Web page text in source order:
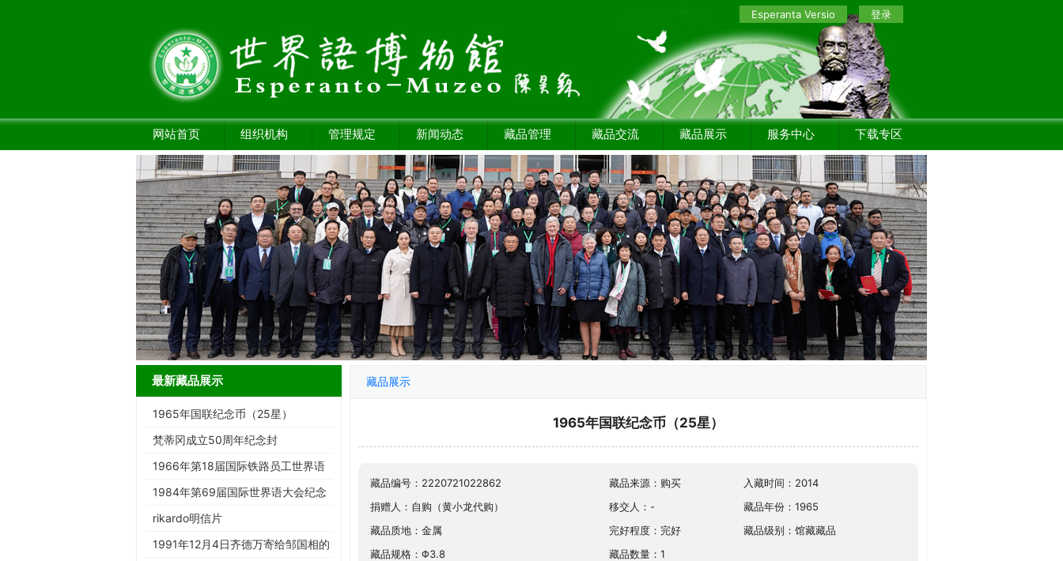
Esperanta Versio 登录
网站首页 组织机构 管理规定 新闻动态 藏品管理 藏品交流 藏品展示 服务中心 下载专区
最新藏品展示
1965年国联纪念币（25星）
梵蒂冈成立50周年纪念封
1966年第18届国际铁路员工世界语
大会纪念章
1984年第69届国际世界语大会纪念
章
rikardo明信片
1991年12月4日齐德万寄给邹国相的
藏品展示
1965年国联纪念币（25星）
藏品编号：2220721022862 藏品来源：购买
入藏时间：2014
捐赠人：自购（黄小龙代购）
移交人：-
藏品年份：1965
藏品质地：金属
完好程度：完好
藏品级别：馆藏藏品
藏品规格：Φ3.8
藏品数量：1